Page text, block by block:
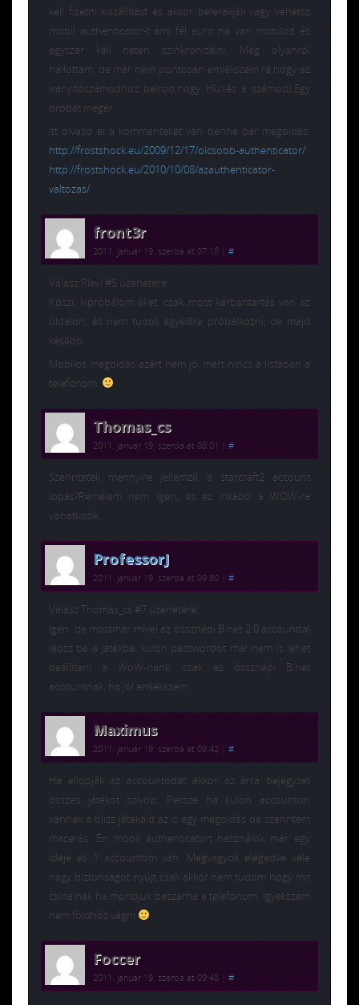
kell fizetni kiszállítást és akkor belerakják vagy vehetsz
mobil authenticator-t ami fél euro ha van mobilod és
egyszer kell neten szinkronizálni. Még olyanról
hallottam, de már nem pontosan emlékszem rá,hogy az
irányítószámodhoz beírod,hogy HU:(és a számod).Egy
próbát megér
Itt olvasd el a kommenteket van benne pár megoldás:
http://frostshock.eu/2009/12/17/olcsobb-authenticator/
http://frostshock.eu/2010/10/08/azauthenticator-
valtozas/
front3r
2011. január 19. szerda at 07:18 #
Válasz Plevi #5 üzenetére:
Köszi, kipróbálom őket, csak most karbantartás van az
oldalon, és nem tudok egyelőre próbálkozni, de majd
később.
Mobilos megoldás azért nem jó, mert nincs a listában a
telefonom.
Thomas_cs
2011. január 19. szerda at 08:01 #
Szerintetek mennyire jellemző a starcraft2 account
lopás?Remélem nem igen, és ez inkább a WOW-ra
vonatkozik.
ProfessorJ
2011. január 19. szerda at 09:30 #
Válasz Thomas_cs #7 üzenetére:
Igen, de mostmár mivel az össznépi B.net 2.0 accounttal
lépsz be a játékba, külön passwordot már nem is lehet
beállítani a WoW-nank, csak az össznépi B.net
accountnak, ha jól emlékszem.
Maximus
2011. január 19. szerda at 09:42 #
Ha ellopják az accountodat akkor az arra bejegyzet
összes játékot szívod. Persze ha külön accounton
vannak a blizz játékaid az is egy megoldás de szerintem
macerás. Én mobil authenticatort használok már egy
ideje és 1 accountom van. Megvagyok elégedve vele
nagy biztonságot nyújt csak akkor nem tudom hogy mit
csinálnék ha mondjuk beszarna a telefonom. Igyekszem
nem földhöz vágni
Foccer
2011. január 19. szerda at 09:48 #